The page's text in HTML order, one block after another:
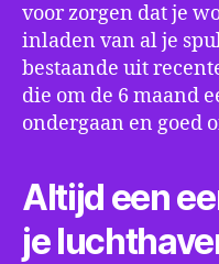
voor zorgen dat je
inladen van al je
bestaande uit
die om de 6 maand
ondergaan en goed
Altijd een
je